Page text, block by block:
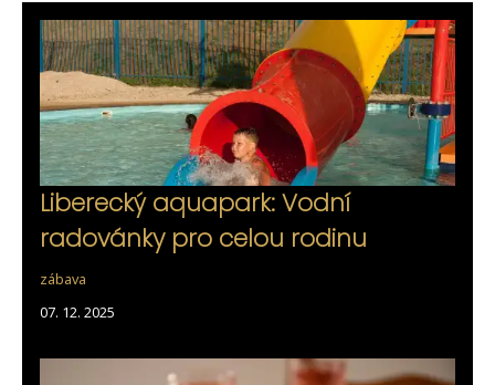
Liberecký aquapark: Vodní
radovánky pro celou rodinu
zábava
07. 12. 2025